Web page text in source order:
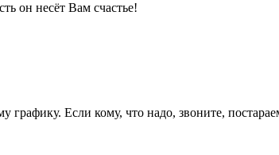
он несёт Вам счастье!
Если кому, что надо, звоните,